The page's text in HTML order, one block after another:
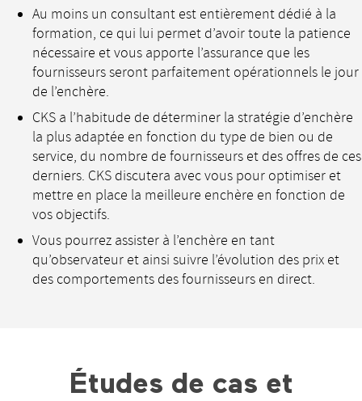
Au moins un consultant est entièrement dédié à la
formation, ce qui lui permet d’avoir toute la patience
nécessaire et vous apporte l’assurance que les
fournisseurs seront parfaitement opérationnels le jour
de l’enchère.
CKS a l’habitude de déterminer la stratégie d’enchère
la plus adaptée en fonction du type de bien ou de
service, du nombre de fournisseurs et des offres de ces
derniers. CKS discutera avec vous pour optimiser et
mettre en place la meilleure enchère en fonction de
vos objectifs.
Vous pourrez assister à l’enchère en tant
qu’observateur et ainsi suivre l’évolution des prix et
des comportements des fournisseurs en direct.
Études de cas et